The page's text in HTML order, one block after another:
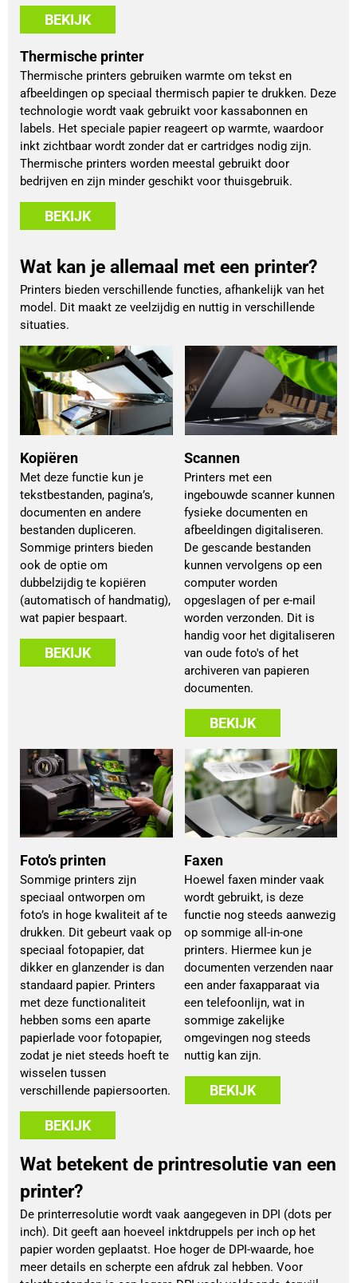
BEKIJK
Thermische printer
Thermische printers gebruiken warmte om tekst en
afbeeldingen op speciaal thermisch papier te drukken. Deze
technologie wordt vaak gebruikt voor kassabonnen en
labels. Het speciale papier reageert op warmte, waardoor
inkt zichtbaar wordt zonder dat er cartridges nodig zijn.
Thermische printers worden meestal gebruikt door
bedrijven en zijn minder geschikt voor thuisgebruik.
BEKIJK
Wat kan je allemaal met een printer?
Printers bieden verschillende functies, afhankelijk van het
model. Dit maakt ze veelzijdig en nuttig in verschillende
situaties.
Kopiëren
Met deze functie kun je
tekstbestanden, pagina’s,
documenten en andere
bestanden dupliceren.
Sommige printers bieden
ook de optie om
dubbelzijdig te kopiëren
(automatisch of handmatig),
wat papier bespaart.
BEKIJK
Scannen
Printers met een
ingebouwde scanner kunnen
fysieke documenten en
afbeeldingen digitaliseren.
De gescande bestanden
kunnen vervolgens op een
computer worden
opgeslagen of per e-mail
worden verzonden. Dit is
handig voor het digitaliseren
van oude foto's of het
archiveren van papieren
documenten.
BEKIJK
Foto’s printen
Sommige printers zijn
speciaal ontworpen om
foto’s in hoge kwaliteit af te
drukken. Dit gebeurt vaak op
speciaal fotopapier, dat
dikker en glanzender is dan
standaard papier. Printers
met deze functionaliteit
hebben soms een aparte
papierlade voor fotopapier,
zodat je niet steeds hoeft te
wisselen tussen
verschillende papiersoorten.
BEKIJK
Faxen
Hoewel faxen minder vaak
wordt gebruikt, is deze
functie nog steeds aanwezig
op sommige all-in-one
printers. Hiermee kun je
documenten verzenden naar
een ander faxapparaat via
een telefoonlijn, wat in
sommige zakelijke
omgevingen nog steeds
nuttig kan zijn.
BEKIJK
Wat betekent de printresolutie van een
printer?
De printerresolutie wordt vaak aangegeven in DPI (dots per
inch). Dit geeft aan hoeveel inktdruppels per inch op het
papier worden geplaatst. Hoe hoger de DPI-waarde, hoe
meer details en scherpte een afdruk zal hebben. Voor